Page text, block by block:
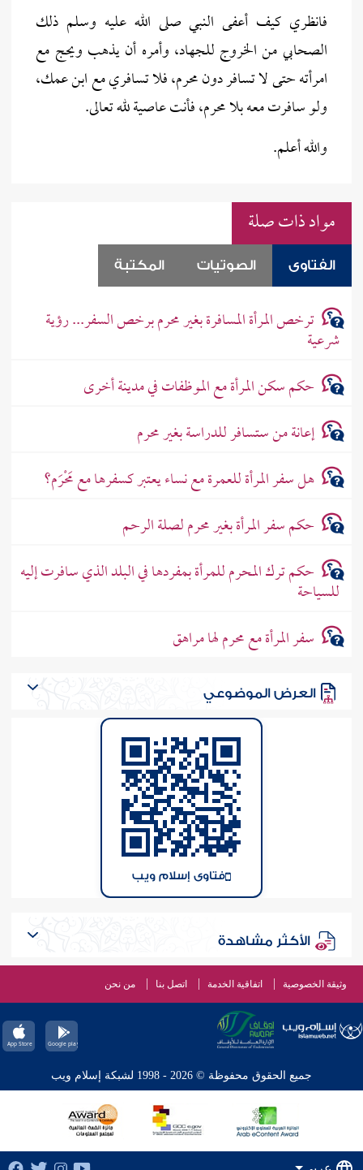
فانظري كيف أعفى النبي صلى الله عليه وسلم ذلك
الصحابي من الخروج للجهاد، وأمره أن يذهب ويحج مع
امرأته حتى لا تسافر دون محرم، فلا تسافري مع ابن عمك،
ولو سافرت معه بلا محرم، فأنت عاصية لله تعالى.
والله أعلم.
مواد ذات صلة
الفتاوى الصوتيات المكتبة
ترخص المرأة المسافرة بغير محرم برخص السفر... رؤية
شرعية
حكم سكن المرأة مع الموظفات في مدينة أخرى
إعانة من ستسافر للدراسة بغير محرم
هل سفر المرأة للعمرة مع نساء يعتبر كسفرها مع مَحْرَم؟
حكم سفر المرأة بغير محرم لصلة الرحم
حكم ترك المحرم للمرأة بمفردها في البلد الذي سافرت إليه
للسياحة
سفر المرأة مع محرم لها مراهق
العرض الموضوعي
فتاوى إسلام ويب
الأكثر مشاهدة
وثيقة الخصوصية اتفاقية الخدمة اتصل بنا من نحن
جميع الحقوق محفوظة © 2026 - 1998 لشبكة إسلام ويب